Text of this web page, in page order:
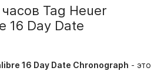
Tag Heuer
16 Day Date
16 Day Date Chronograph - это